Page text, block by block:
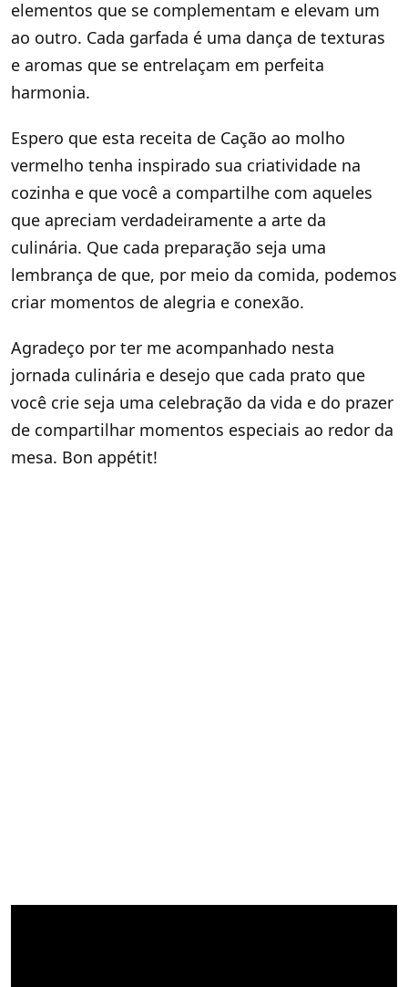
elementos que se complementam e elevam um
ao outro. Cada garfada é uma dança de texturas
e aromas que se entrelaçam em perfeita
harmonia.
Espero que esta receita de Cação ao molho
vermelho tenha inspirado sua criatividade na
cozinha e que você a compartilhe com aqueles
que apreciam verdadeiramente a arte da
culinária. Que cada preparação seja uma
lembrança de que, por meio da comida, podemos
criar momentos de alegria e conexão.
Agradeço por ter me acompanhado nesta
jornada culinária e desejo que cada prato que
você crie seja uma celebração da vida e do prazer
de compartilhar momentos especiais ao redor da
mesa. Bon appétit!